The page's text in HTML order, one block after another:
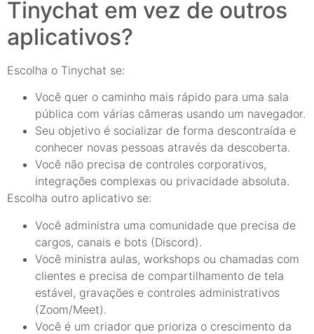
Tinychat em vez de outros
aplicativos?
Escolha o Tinychat se:
Você quer o caminho mais rápido para uma sala
pública com várias câmeras usando um navegador.
Seu objetivo é socializar de forma descontraída e
conhecer novas pessoas através da descoberta.
Você não precisa de controles corporativos,
integrações complexas ou privacidade absoluta.
Escolha outro aplicativo se:
Você administra uma comunidade que precisa de
cargos, canais e bots (Discord).
Você ministra aulas, workshops ou chamadas com
clientes e precisa de compartilhamento de tela
estável, gravações e controles administrativos
(Zoom/Meet).
Você é um criador que prioriza o crescimento da